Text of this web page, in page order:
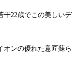
干22歳でこの美しいデ
オンの優れた意匠蘇ら